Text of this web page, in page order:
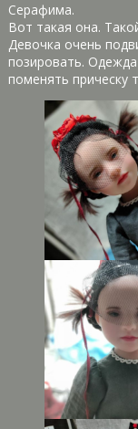
Серафима.
Вот такая она.
Девочка очень
позировать.
поменять прическу